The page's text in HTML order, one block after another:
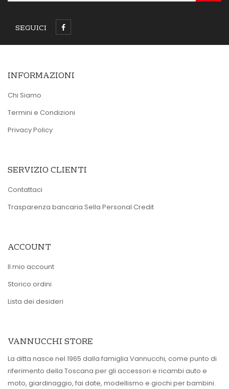
SEGUICI
INFORMAZIONI
Chi Siamo
Termini e Condizioni
Privacy Policy
SERVIZIO CLIENTI
Contattaci
Trasparenza bancaria Sella Personal Credit
ACCOUNT
Il mio account
Storico ordini
Lista dei desideri
VANNUCCHI STORE
La ditta nasce nel 1965 dalla famiglia Vannucchi, come punto di
riferimento della Toscana per gli accessori e ricambi auto e
moto, giardinaggio, fai date, modellismo e giochi per bambini.